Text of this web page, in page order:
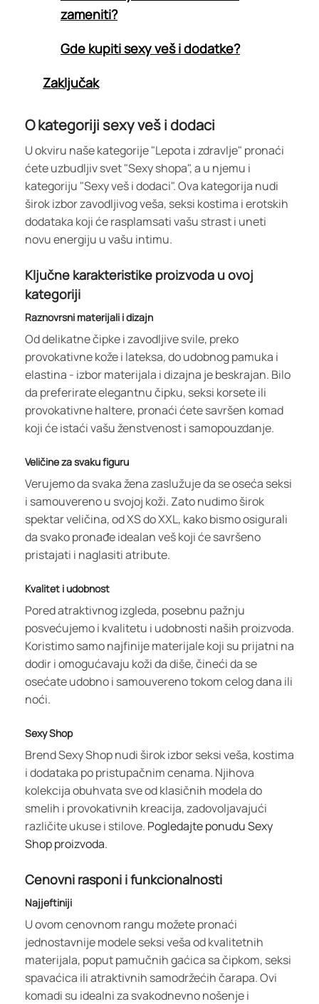
zameniti?
Gde kupiti sexy veš i dodatke?
Zaključak
O kategoriji sexy veš i dodaci
U okviru naše kategorije "Lepota i zdravlje" pronaći
ćete uzbudljiv svet "Sexy shopa", a u njemu i
kategoriju "Sexy veš i dodaci". Ova kategorija nudi
širok izbor zavodljivog veša, seksi kostima i erotskih
dodataka koji će rasplamsati vašu strast i uneti
novu energiju u vašu intimu.
Ključne karakteristike proizvoda u ovoj
kategoriji
Raznovrsni materijali i dizajn
Od delikatne čipke i zavodljive svile, preko
provokativne kože i lateksa, do udobnog pamuka i
elastina - izbor materijala i dizajna je beskrajan. Bilo
da preferirate elegantnu čipku, seksi korsete ili
provokativne haltere, pronaći ćete savršen komad
koji će istaći vašu ženstvenost i samopouzdanje.
Veličine za svaku figuru
Verujemo da svaka žena zaslužuje da se oseća seksi
i samouvereno u svojoj koži. Zato nudimo širok
spektar veličina, od XS do XXL, kako bismo osigurali
da svako pronađe idealan veš koji će savršeno
pristajati i naglasiti atribute.
Kvalitet i udobnost
Pored atraktivnog izgleda, posebnu pažnju
posvećujemo i kvalitetu i udobnosti naših proizvoda.
Koristimo samo najfinije materijale koji su prijatni na
dodir i omogućavaju koži da diše, čineći da se
osećate udobno i samouvereno tokom celog dana ili
noći.
Sexy Shop
Brend Sexy Shop nudi širok izbor seksi veša, kostima
i dodataka po pristupačnim cenama. Njihova
kolekcija obuhvata sve od klasičnih modela do
smelih i provokativnih kreacija, zadovoljavajući
različite ukuse i stilove. Pogledajte ponudu Sexy
Shop proizvoda.
Cenovni rasponi i funkcionalnosti
Najjeftiniji
U ovom cenovnom rangu možete pronaći
jednostavnije modele seksi veša od kvalitetnih
materijala, poput pamučnih gaćica sa čipkom, seksi
spavaćica ili atraktivnih samodržećih čarapa. Ovi
komadi su idealni za svakodnevno nošenje i